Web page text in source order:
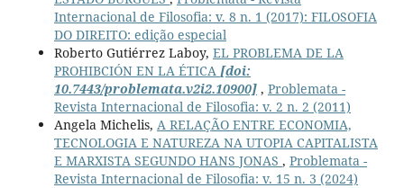
Internacional de Filosofia: v. 8 n. 1 (2017): FILOSOFIA
DO DIREITO: edição especial
Roberto Gutiérrez Laboy, EL PROBLEMA DE LA
PROHIBCIÓN EN LA ÉTICA [doi:
10.7443/problemata.v2i2.10900], Problemata -
Revista Internacional de Filosofia: v. 2 n. 2 (2011)
Angela Michelis, A RELAÇÃO ENTRE ECONOMIA,
TECNOLOGIA E NATUREZA NA UTOPIA CAPITALISTA
E MARXISTA SEGUNDO HANS JONAS , Problemata -
Revista Internacional de Filosofia: v. 15 n. 3 (2024)